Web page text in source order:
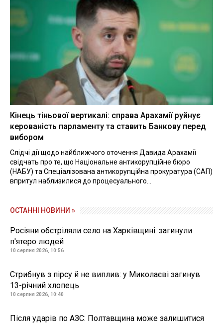
Кінець тіньової вертикалі: справа Арахамії руйнує
керованість парламенту та ставить Банкову перед
вибором
Слідчі дії щодо найближчого оточення Давида Арахамії
свідчать про те, що Національне антикорупційне бюро
(НАБУ) та Спеціалізована антикорупційна прокуратура (САП)
впритул наблизилися до процесуального...
ОСТАННІ НОВИНИ »
Росіяни обстріляли село на Харківщині: загинули
п'ятеро людей
10 серпня 2026, 10:56
Стрибнув з пірсу й не виплив: у Миколаєві загинув
13-річний хлопець
10 серпня 2026, 10:40
Після ударів по АЗС: Полтавщина може залишитися